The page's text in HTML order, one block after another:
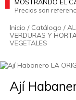
MOSTRANDO EL
Precios son
Inicio / Catálogo /
VERDURAS Y
VEGETALES
Ají